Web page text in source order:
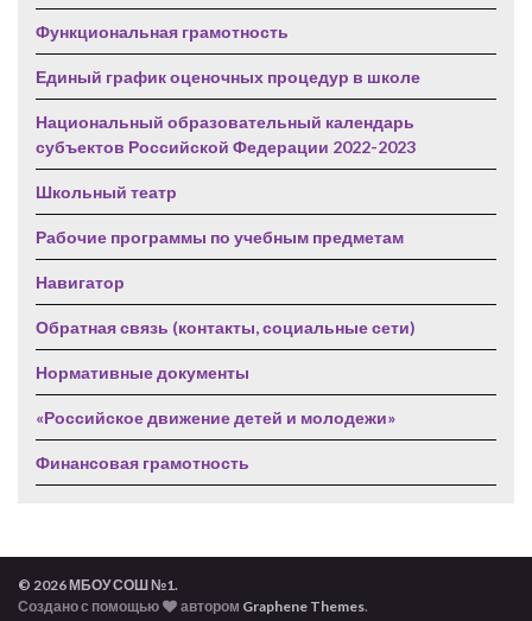
Функциональная грамотность
Единый график оценочных процедур в школе
Национальный образовательный календарь
субъектов Российской Федерации 2022-2023
Школьный театр
Рабочие программы по учебным предметам
Навигатор
Обратная связь (контакты, социальные сети)
Нормативные документы
«Российское движение детей и молодежи»
Финансовая грамотность
© 2026 МБОУ СОШ №1.
Создано с помощью
автором Graphene Themes.